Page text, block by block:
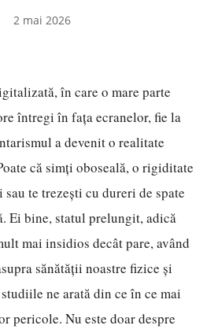
2 mai 2026
în care o mare parte
întregi în fața ecranelor, fie la
a devenit o realitate
că simți oboseală, o rigiditate
te trezești cu dureri de spate
Ei bine, statul prelungit, adică
mai insidios decât pare, având
sănătății noastre fizice și
ne arată din ce în ce mai
pericole. Nu este doar despre